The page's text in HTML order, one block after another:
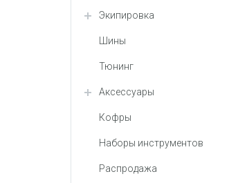
Экипировка
Шины
Тюнинг
Аксессуары
Кофры
Наборы инструментов
Распродажа